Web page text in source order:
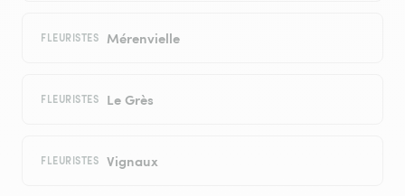
FLEURISTES Mérenvielle
FLEURISTES Le Grès
FLEURISTES Vignaux